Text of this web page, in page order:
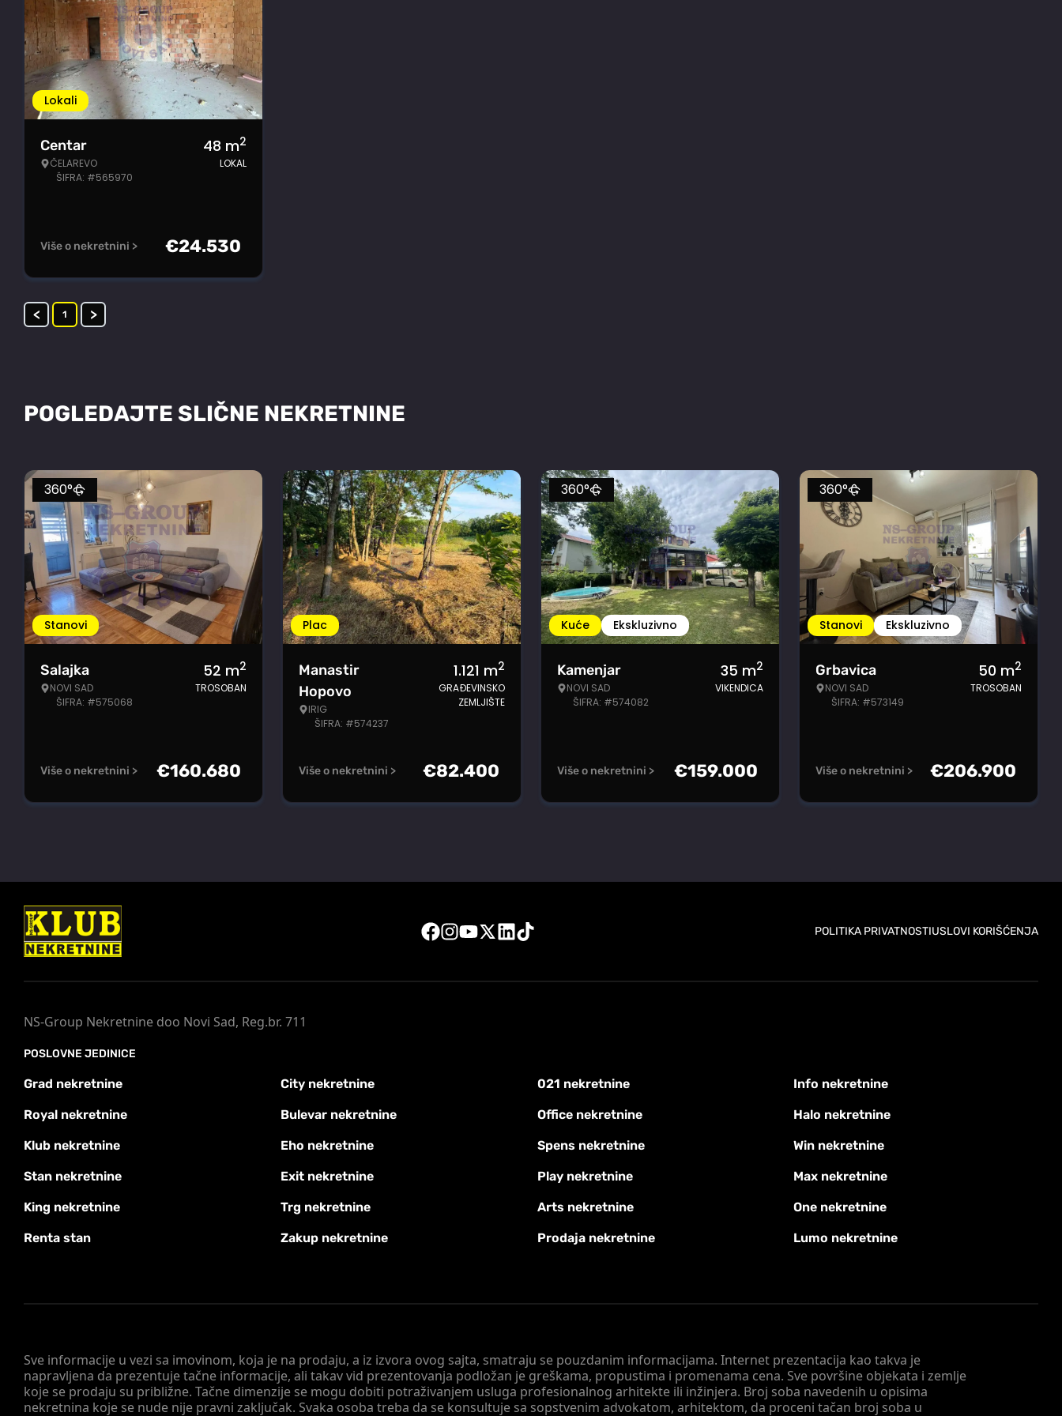
Lokali
Centar
ČELAREVO
ŠIFRA: #565970
48 m2
LOKAL
Više o nekretnini > €24.530
< 1 >
POGLEDAJTE SLIČNE NEKRETNINE
Stanovi
360°
Salajka
NOVI SAD
ŠIFRA: #575068
52 m2
TROSOBAN
Više o nekretnini > €160.680
Plac
Manastir
Hopovo
IRIG
ŠIFRA: #574237
1.121 m2
GRAĐEVINSKO
ZEMLJIŠTE
Više o nekretnini > €82.400
Kuće Ekskluzivno
360°
Kamenjar
NOVI SAD
ŠIFRA: #574082
35 m2
VIKENDICA
Više o nekretnini > €159.000
Stanovi Ekskluzivno
360°
Grbavica
NOVI SAD
ŠIFRA: #573149
50 m2
TROSOBAN
Više o nekretnini > €206.900
POLITIKA PRIVATNOSTIUSLOVI KORIŠĆENJA
Sve informacije u vezi sa imovinom, koja je na prodaju, a iz izvora ovog sajta, smatraju se pouzdanim informacijama. Internet prezentacija kao takva je
napravljena da prezentuje tačne informacije, ali takav vid prezentovanja podložan je greškama, propustima i promenama cena. Sve površine objekata i zemlje
koje se prodaju su približne. Tačne dimenzije se mogu dobiti potraživanjem usluga profesionalnog arhitekte ili inžinjera. Broj soba navedenih u opisima
nekretnina koje se nude nije pravni zaključak. Svaka osoba treba da se konsultuje sa sopstvenim advokatom, arhitektom, da proceni tačan broj soba u
NS-Group Nekretnine doo Novi Sad, Reg.br. 711
POSLOVNE JEDINICE
Grad nekretnine City nekretnine 021 nekretnine Info nekretnine
Royal nekretnine Bulevar nekretnine Office nekretnine Halo nekretnine
Klub nekretnine Eho nekretnine Spens nekretnine Win nekretnine
Stan nekretnine Exit nekretnine Play nekretnine Max nekretnine
King nekretnine Trg nekretnine Arts nekretnine One nekretnine
Renta stan Zakup nekretnine Prodaja nekretnine Lumo nekretnine